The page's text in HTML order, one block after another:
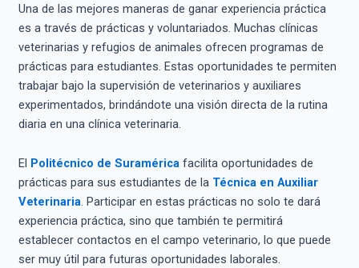
Una de las mejores maneras de ganar experiencia práctica
es a través de prácticas y voluntariados. Muchas clínicas
veterinarias y refugios de animales ofrecen programas de
prácticas para estudiantes. Estas oportunidades te permiten
trabajar bajo la supervisión de veterinarios y auxiliares
experimentados, brindándote una visión directa de la rutina
diaria en una clínica veterinaria.
El Politécnico de Suraméricafacilita oportunidades de
prácticas para sus estudiantes de la Técnica en Auxiliar
Veterinaria. Participar en estas prácticas no solo te dará
experiencia práctica, sino que también te permitirá
establecer contactos en el campo veterinario, lo que puede
ser muy útil para futuras oportunidades laborales.